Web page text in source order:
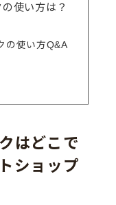
使い方は？
の使い方Q&A
はどこで
ショップ